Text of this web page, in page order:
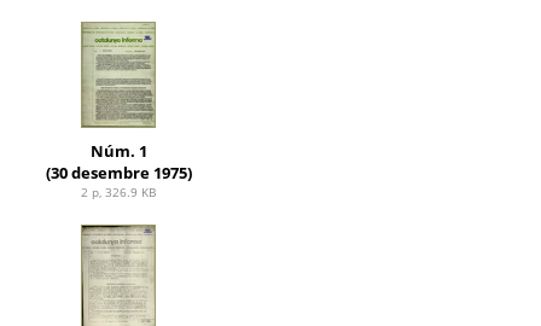
Núm. 1
(30 desembre 1975)
2 p, 326.9 KB